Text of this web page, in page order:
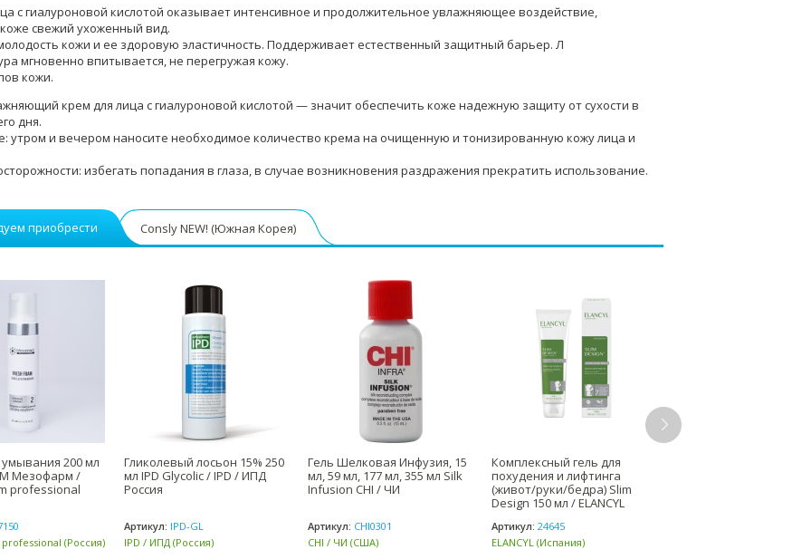
с гиалуроновой кислотой оказывает интенсивное и продолжительное увлажняющее воздействие,
свежий ухоженный вид.
кожи и ее здоровую эластичность. Поддерживает естественный защитный барьер. Л
мгновенно впитывается, не перегружая кожу.
кожи.
крем для лица с гиалуроновой кислотой — значит обеспечить коже надежную защиту от сухости в
дня.
утром и вечером наносите необходимое количество крема на очищенную и тонизированную кожу лица и
избегать попадания в глаза, в случае возникновения раздражения прекратить использование.
приобрести Consly NEW! (Южная Корея)
200 мл
Мезофарм /
professional
(Россия)
Гликолевый лосьон 15% 250
мл IPD Glycolic / IPD / ИПД
Россия
Артикул: IPD-GL
IPD / ИПД (Россия)
Гель Шелковая Инфузия, 15
мл, 59 мл, 177 мл, 355 мл Silk
Infusion CHI / ЧИ
Артикул: CHI0301
CHI / ЧИ (США)
Комплексный гель для
похудения и лифтинга
(живот/руки/бедра) Slim
Design 150 мл / ELANCYL
Артикул: 24645
ELANCYL (Испания)